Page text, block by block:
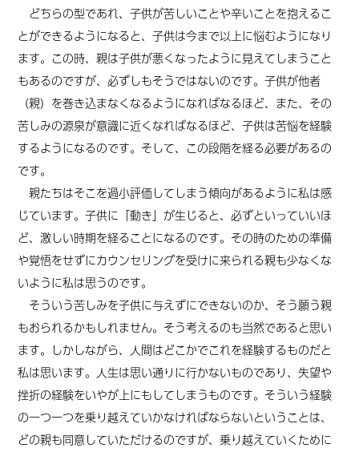
どちらの型であれ、子供が苦しいことや辛いことを抱えるこ
とができるようになると、子供は今まで以上に悩むようになり
ます。この時、親は子供が悪くなったように見えてしまうこと
もあるのですが、必ずしもそうではないのです。子供が他者
（親）を巻き込まなくなるようになればなるほど、また、その
苦しみの源泉が意識に近くなればなるほど、子供は苦悩を経験
するようになるのです。そして、この段階を経る必要があるの
です。
親たちはそこを過小評価してしまう傾向があるように私は感
じています。子供に 「動き」 が生じると、必ずといっていいほ
ど、激しい時期を経ることになるのです。その時のための準備
や覚悟をせずにカウンセリングを受けに来られる親も少なくな
いように私は思うのです。
そういう苦しみを子供に与えずにできないのか、そう願う親
もおられるかもしれません。そう考えるのも当然であると思い
ます。しかしながら、人間はどこかでこれを経験するものだと
私は思います。人生は思い通りに行かないものであり、失望や
挫折の経験をいやが上にもしてしまうものです。そういう経験
の一つ一つを乗り越えていかなければならないということは、
どの親も同意していただけるのですが、乗り越えていくために